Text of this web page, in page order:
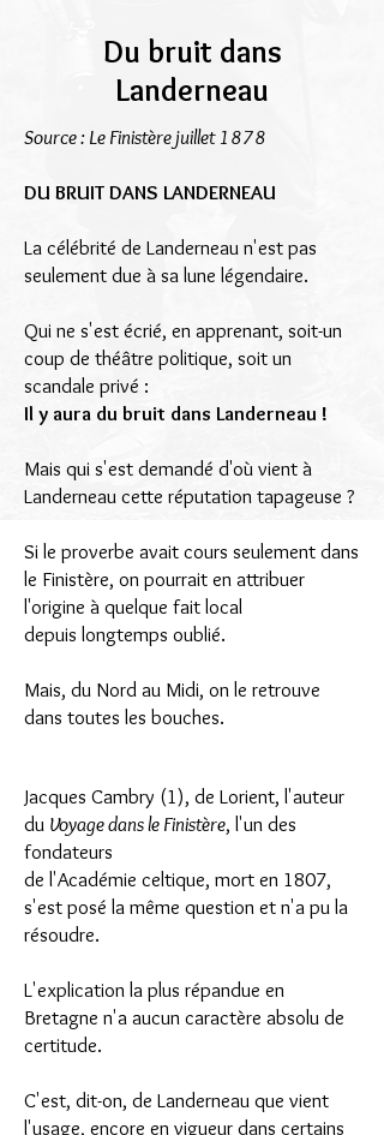
Du bruit dans
Landerneau
Source : Le Finistère juillet 1878
DU BRUIT DANS LANDERNEAU
La célébrité de Landerneau n'est pas
seulement due à sa lune légendaire.
Qui ne s'est écrié, en apprenant, soit-un
coup de théâtre politique, soit un
scandale privé :
Il y aura du bruit dans Landerneau !
Mais qui s'est demandé d'où vient à
Landerneau cette réputation tapageuse ?
Si le proverbe avait cours seulement dans
le Finistère, on pourrait en attribuer
l'origine à quelque fait local
depuis longtemps oublié.
Mais, du Nord au Midi, on le retrouve
dans toutes les bouches.
Jacques Cambry (1), de Lorient, l'auteur
du Voyage dans le Finistère, l'un des
fondateurs
de l'Académie celtique, mort en 1807,
s'est posé la même question et n'a pu la
résoudre.
L'explication la plus répandue en
Bretagne n'a aucun caractère absolu de
certitude.
C'est, dit-on, de Landerneau que vient
l'usage, encore en vigueur dans certains